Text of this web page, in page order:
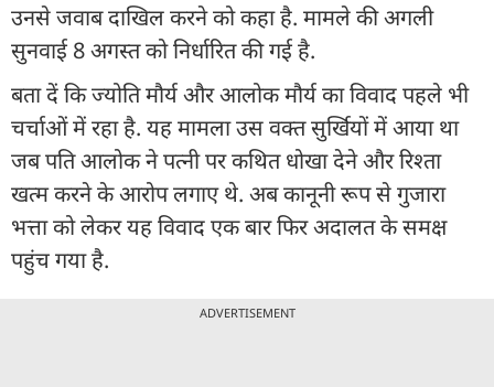
उनसे जवाब दाखिल करने को कहा है. मामले की अगली
सुनवाई 8 अगस्त को निर्धारित की गई है.
बता दें कि ज्योति मौर्य और आलोक मौर्य का विवाद पहले भी
चर्चाओं में रहा है. यह मामला उस वक्त सुर्खियों में आया था
जब पति आलोक ने पत्नी पर कथित धोखा देने और रिश्ता
खत्म करने के आरोप लगाए थे. अब कानूनी रूप से गुजारा
भत्ता को लेकर यह विवाद एक बार फिर अदालत के समक्ष
पहुंच गया है.
ADVERTISEMENT